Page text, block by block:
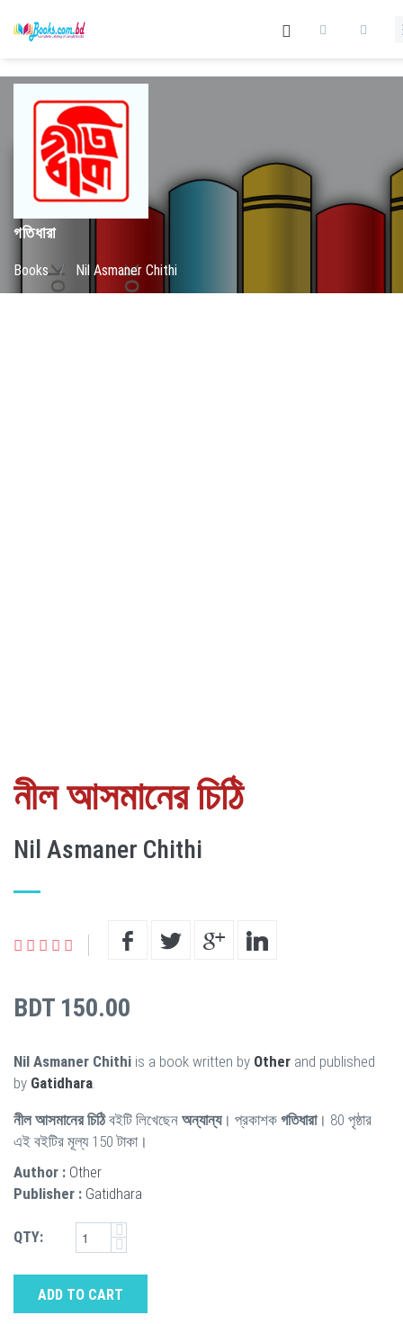
গতিধারা
Books / Nil Asmaner Chithi
নীল আসমানের চিঠি
Nil Asmaner Chithi
BDT 150.00
Nil Asmaner Chithi is a book written by Other and published
by Gatidhara
নীল আসমানের চিঠিবইটি লিখেছেন অন্যান্য। প্রকাশক গতিধারা। 80 পৃষ্ঠার
এই বইটির মূল্য 150 টাকা।
Author : Other
Publisher : Gatidhara
QTY:
ADD TO CART